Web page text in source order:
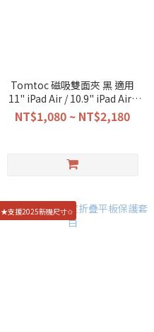
Tomtoc 磁吸雙面夾 黑 適用
11" iPad Air / 10.9" iPad Air /
11" iPad Pro
NT$1,080 ~ NT$2,180
★支援2025新機尺寸✩